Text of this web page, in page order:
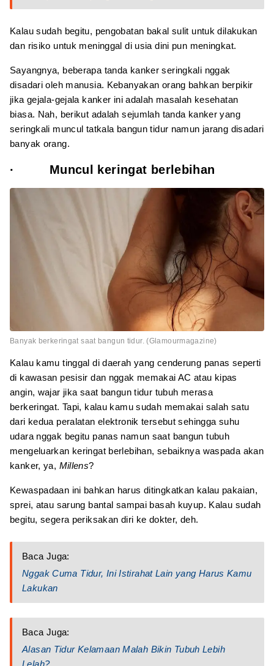
Kalau sudah begitu, pengobatan bakal sulit untuk dilakukan
dan risiko untuk meninggal di usia dini pun meningkat.
Sayangnya, beberapa tanda kanker seringkali nggak
disadari oleh manusia. Kebanyakan orang bahkan berpikir
jika gejala-gejala kanker ini adalah masalah kesehatan
biasa. Nah, berikut adalah sejumlah tanda kanker yang
seringkali muncul tatkala bangun tidur namun jarang disadari
banyak orang.
· Muncul keringat berlebihan
Banyak berkeringat saat bangun tidur. (Glamourmagazine)
Kalau kamu tinggal di daerah yang cenderung panas seperti
di kawasan pesisir dan nggak memakai AC atau kipas
angin, wajar jika saat bangun tidur tubuh merasa
berkeringat. Tapi, kalau kamu sudah memakai salah satu
dari kedua peralatan elektronik tersebut sehingga suhu
udara nggak begitu panas namun saat bangun tubuh
mengeluarkan keringat berlebihan, sebaiknya waspada akan
kanker, ya, Millens?
Kewaspadaan ini bahkan harus ditingkatkan kalau pakaian,
sprei, atau sarung bantal sampai basah kuyup. Kalau sudah
begitu, segera periksakan diri ke dokter, deh.
Baca Juga:
Nggak Cuma Tidur, Ini Istirahat Lain yang Harus Kamu
Lakukan
Baca Juga:
Alasan Tidur Kelamaan Malah Bikin Tubuh Lebih
Lelah?